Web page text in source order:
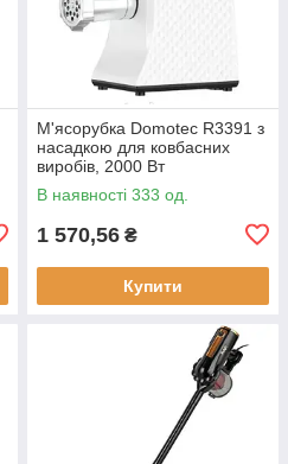
М'ясорубка Domotec R3391 з
насадкою для ковбасних
виробів, 2000 Вт
В наявності 333 од.
1 570,56 ₴
Купити